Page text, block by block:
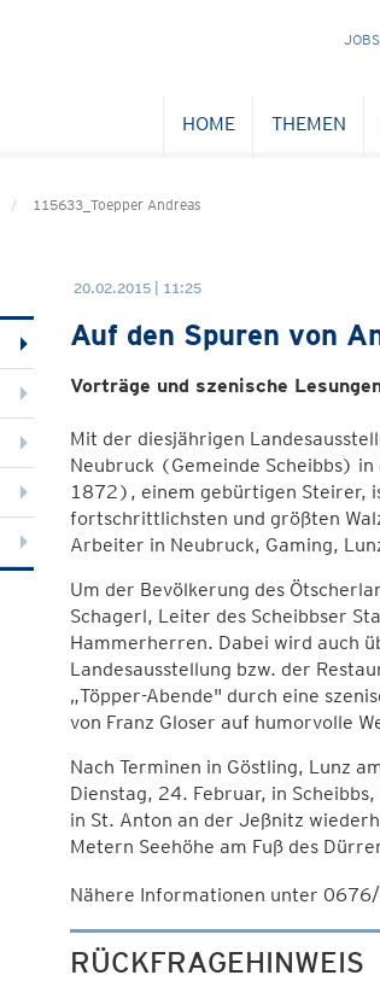
NAVIGATION
JOBS
HOME THEMEN
115633_Toepper Andreas
20.02.2015 | 11:25
Auf den Spuren von
Vorträge und szenische
Mit der diesjährigen
Neubruck (Gemeinde Scheibbs)
1872), einem gebürtigen Steirer,
fortschrittlichsten und größten
Arbeiter in Neubruck, Gaming,
Um der Bevölkerung des
Schagerl, Leiter des Scheibbser
Hammerherren. Dabei wird auch
Landesausstellung bzw. der
„Töpper-Abende" durch eine
von Franz Gloser auf humorvolle
Nach Terminen in Göstling, Lunz
Dienstag, 24. Februar, in
in St. Anton an der Jeßnitz
Metern Seehöhe am Fuß des
Nähere Informationen unter
RÜCKFRAGEHINWEIS